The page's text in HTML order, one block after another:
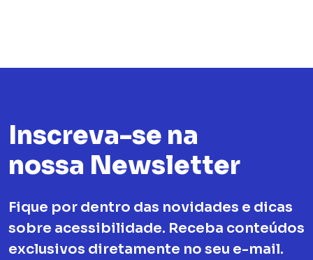
Inscreva-se na
nossa Newsletter
Fique por dentro das novidades e dicas
sobre acessibilidade. Receba conteúdos
exclusivos diretamente no seu e-mail.